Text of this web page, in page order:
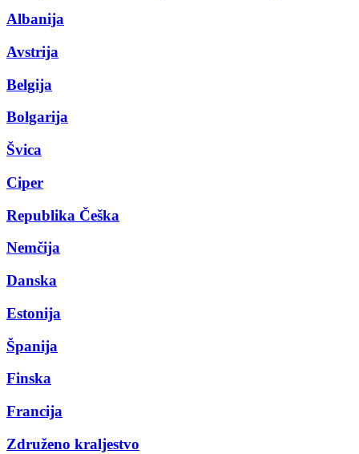
Albanija
Avstrija
Belgija
Bolgarija
Švica
Ciper
Republika Češka
Nemčija
Danska
Estonija
Španija
Finska
Francija
Združeno kraljestvo